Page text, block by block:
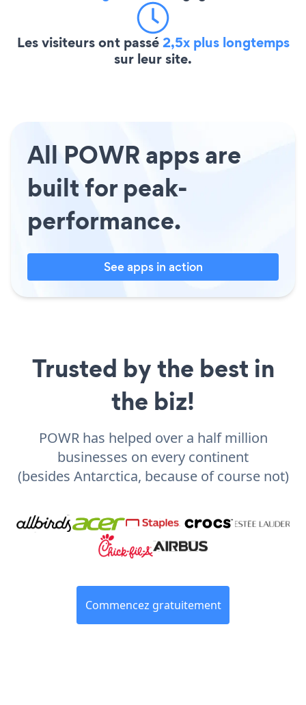
Les visiteurs ont passé2,5x plus longtemps
sur leur site.
All POWR apps are
built for peak-
performance.
See apps in action
Trusted by the best in
the biz!
POWR has helped over a half million
businesses on every continent
(besides Antarctica, because of course not)
Commencez gratuitement